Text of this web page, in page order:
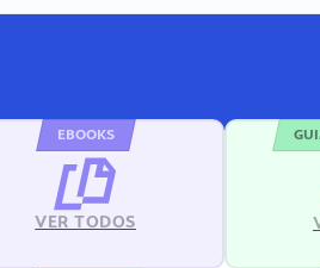
EBOOKS
VER TODOS